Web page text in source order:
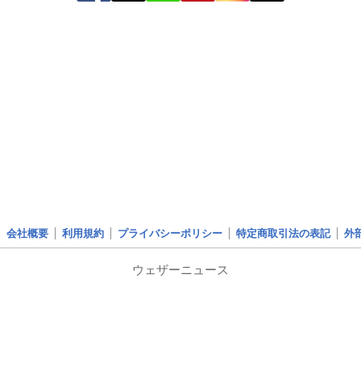
会社概要 利用規約 プライバシーポリシー 特定商取引法の表記 外
ウェザーニュース